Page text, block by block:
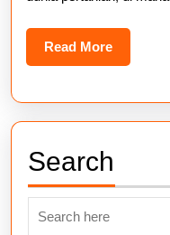
Read MoreRead
More
Search
for: